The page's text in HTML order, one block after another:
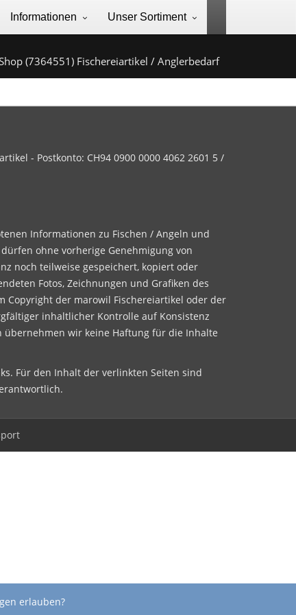
Informationen Unser Sortiment
(7364551) Fischereiartikel / Anglerbedarf
- Postkonto: CH94 0900 0000 4062 2601 5 /
Informationen zu Fischen / Angeln und
ohne vorherige Genehmigung von
noch teilweise gespeichert, kopiert oder
Fotos, Zeichnungen und Grafiken des
Copyright der marowil Fischereiartikel oder der
inhaltlicher Kontrolle auf Konsistenz
wir keine Haftung für die Inhalte
Für den Inhalt der verlinkten Seiten sind
erlauben?